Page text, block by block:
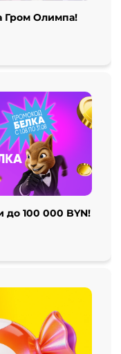
Гром Олимпа!
до 100 000 BYN!